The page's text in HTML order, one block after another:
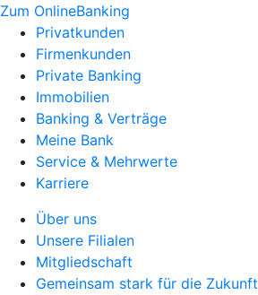
Zum OnlineBanking
Privatkunden
Firmenkunden
Private Banking
Immobilien
Banking & Verträge
Meine Bank
Service & Mehrwerte
Karriere
Über uns
Unsere Filialen
Mitgliedschaft
Gemeinsam stark für die Zukunft